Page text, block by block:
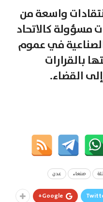
واسعة من
مسؤولة كالاتحاد
في عموم
بالقرارات
القضاء.
صنعاء عدن
Google+